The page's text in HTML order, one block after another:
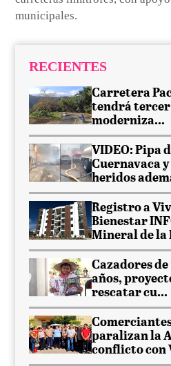
municipales.
RECIENTES
Carretera
tendrá
moderniza...
VIDEO: Pipa
Cuernavaca
heridos
Registro a
Bienestar
Mineral de la
Cazadores
años,
rescatar cu...
paralizan la
conflicto con